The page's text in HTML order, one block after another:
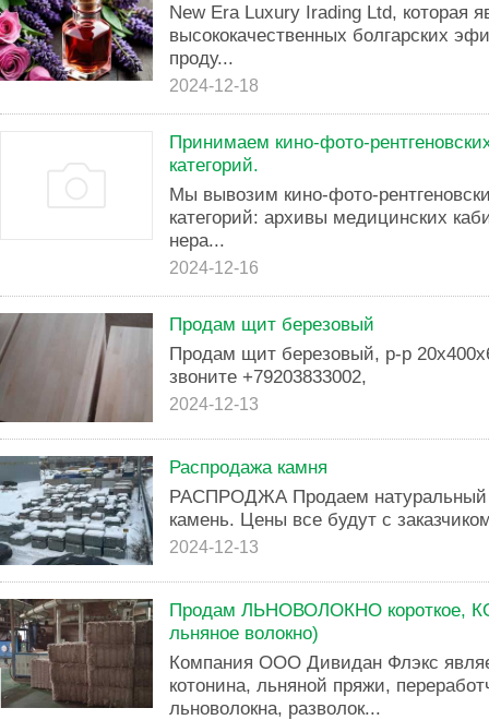
New Era Luxury Irading Ltd, которая
высококачественных болгарских
проду...
2024-12-18
Принимаем кино-фото-
категорий.
Мы вывозим кино-фото-
категорий: архивы медицинских
нера...
2024-12-16
Продам щит березовый
Продам щит березовый, р-р
звоните +79203833002,
2024-12-13
Распродажа камня
РАСПРОДЖА Продаем натуральный
камень. Цены все будут с
2024-12-13
Продам ЛЬНОВОЛОКНО короткое,
льняное волокно)
Компания ООО Дивидан Флэкс
котонина, льняной пряжи,
льноволокна, разволок...